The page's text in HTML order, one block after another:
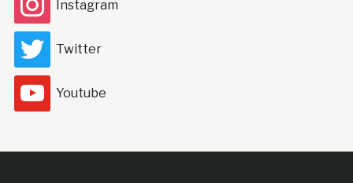
Instagram
Twitter
Youtube